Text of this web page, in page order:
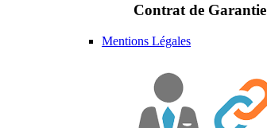
Contrat de Garantie
Mentions Légales